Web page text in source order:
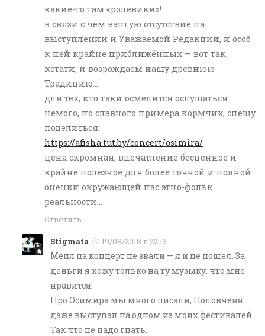
какие-то там «ролевики»!
в связи с чем вангую отсутствие на
выступлении и Уважаемой Редакции, и особ
к ней крайне приближённых — вот так,
кстати, и возрождаем нашу древнюю
Традицию…
для тех, кто таки осмелится ослушаться
немого, но славного примера кормчих, спешу
поделиться:
https://afisha.tut.by/concert/osimira/
цена скромная, впечатление бесценное и
крайне полезное для более точной и полной
оценки окружающей нас этно-фольк
реальности…
Ответить
Stigmata 19/08/2018 в 22:13
Меня на концерт не звали — я и не пошел. За
деньги я хожу только на ту музыку, что мне
нравится.
Про Осимира мы много писали, Половченя
даже выступал на одном из моих фестивалей.
Так что не надо гнать.